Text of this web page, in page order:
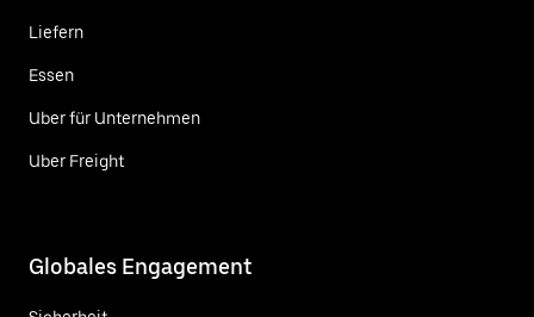
Liefern
Essen
Uber für Unternehmen
Uber Freight
Globales Engagement